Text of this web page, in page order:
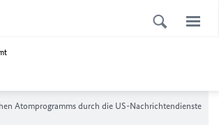
Atomprogramms durch die US-Nachrichtendienste